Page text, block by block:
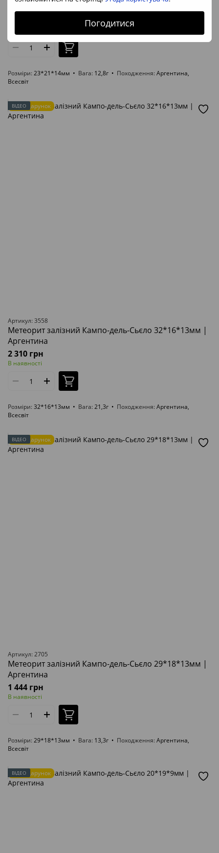
Погодитися
Розміри 23*21*14мм Вага 12,8г Походження Аргентина,
Всесвіт
Подарунок
ВІДЕО
Артикул: 3558
Метеорит залізний Кампо-дель-Сьєло 32*16*13мм |
Аргентина
2 310 грн
В наявності
Розміри 32*16*13мм Вага 21,3г Походження Аргентина,
Всесвіт
Подарунок
ВІДЕО
Артикул: 2705
Метеорит залізний Кампо-дель-Сьєло 29*18*13мм |
Аргентина
1 444 грн
В наявності
Розміри 29*18*13мм Вага 13,3г Походження Аргентина,
Всесвіт
Подарунок
ВІДЕО